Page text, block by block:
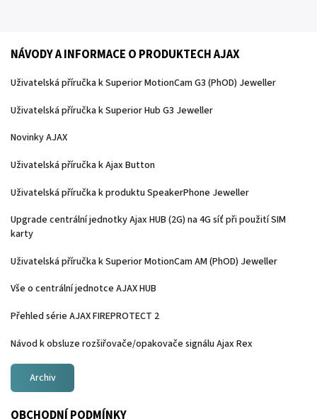
NÁVODY A INFORMACE O PRODUKTECH AJAX
Uživatelská příručka k Superior MotionCam G3 (PhOD) Jeweller
Uživatelská příručka k Superior Hub G3 Jeweller
Novinky AJAX
Uživatelská příručka k Ajax Button
Uživatelská příručka k produktu SpeakerPhone Jeweller
Upgrade centrální jednotky Ajax HUB (2G) na 4G síť při použití SIM
karty
Uživatelská příručka k Superior MotionCam AM (PhOD) Jeweller
Vše o centrální jednotce AJAX HUB
Přehled série AJAX FIREPROTECT 2
Návod k obsluze rozšiřovače/opakovače signálu Ajax Rex
Archiv